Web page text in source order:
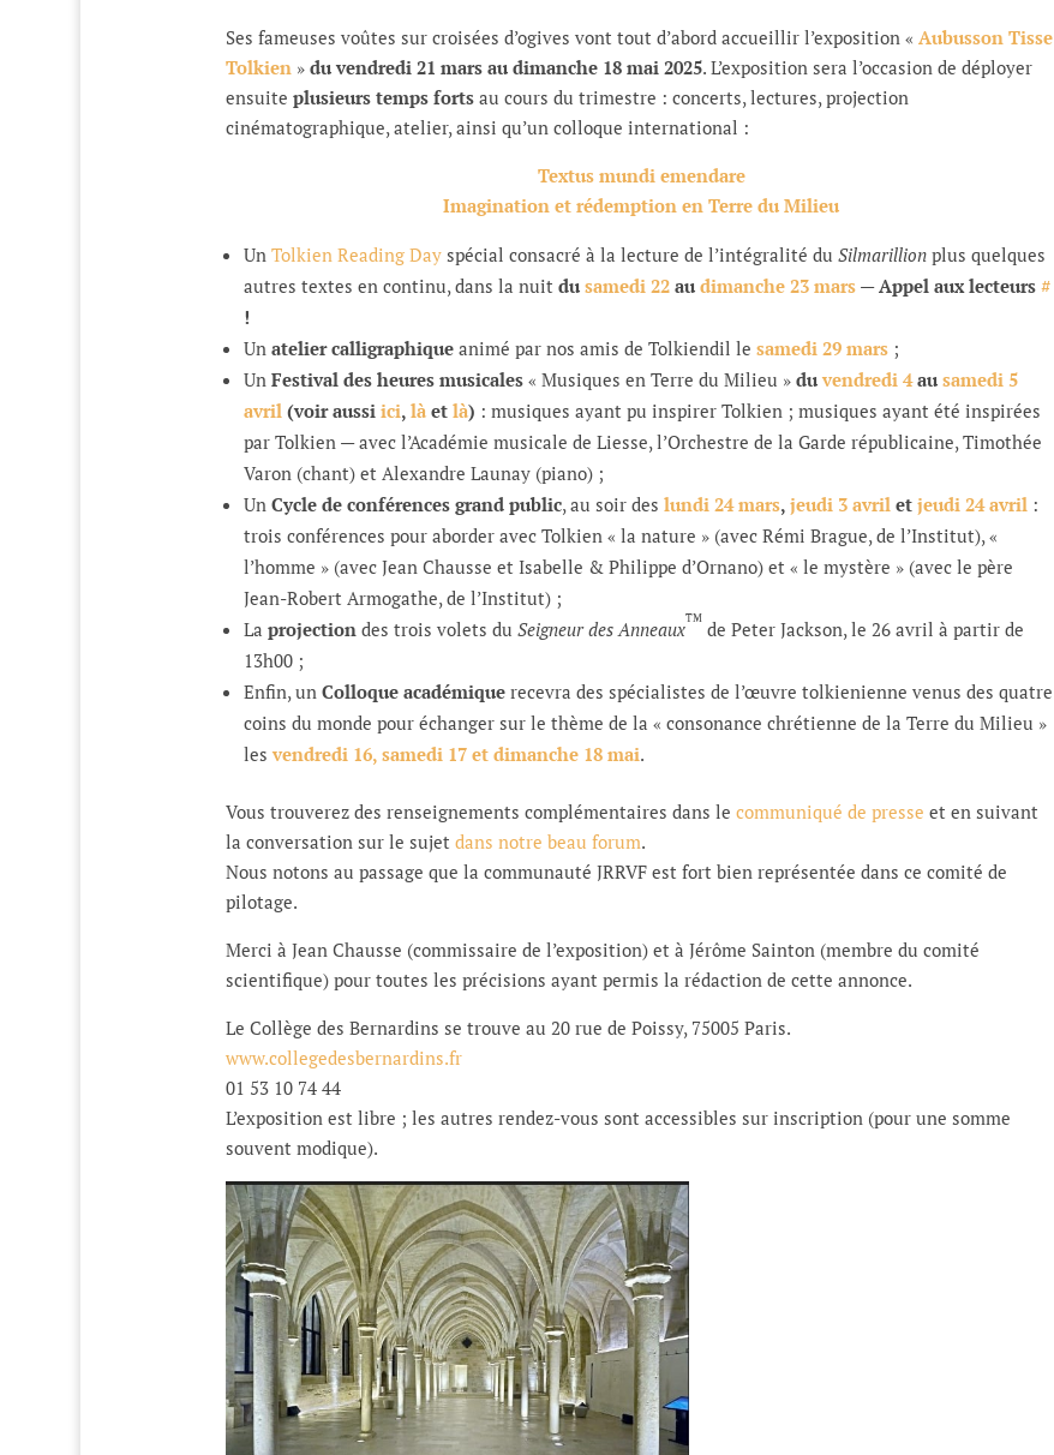
Ses fameuses voûtes sur croisées d’ogives vont tout d’abord accueillir l’exposition «Aubusson Tisse
Tolkien »du vendredi 21 mars au dimanche 18 mai 2025. L’exposition sera l’occasion de déployer
ensuiteplusieurs temps forts au cours du trimestre : concerts, lectures, projection
cinématographique, atelier, ainsi qu’un colloque international :
Textus mundi emendare
Imagination et rédemption en Terre du Milieu
UnTolkien Reading Day spécial consacré à la lecture de l’intégralité duSilmarillion plus quelques
autres textes en continu, dans la nuit dusamedi 22 audimanche 23 mars —Appel aux lecteurs#
!
Unatelier calligraphique animé par nos amis de Tolkiendil lesamedi 29 mars ;
UnFestival des heures musicales « Musiques en Terre du Milieu »duvendredi 4ausamedi 5
avril (voir aussiici,là etlà) : musiques ayant pu inspirer Tolkien ; musiques ayant été inspirées
par Tolkien — avec l’Académie musicale de Liesse, l’Orchestre de la Garde républicaine, Timothée
Varon (chant) et Alexandre Launay (piano) ;
UnCycle de conférences grand public, au soir deslundi 24 mars,jeudi 3 avril etjeudi 24 avril :
trois conférences pour aborder avec Tolkien « la nature » (avec Rémi Brague, de l’Institut), «
l’homme » (avec Jean Chausse et Isabelle & Philippe d’Ornano) et « le mystère » (avec le père
Jean-Robert Armogathe, de l’Institut) ;
Laprojectiondes trois volets duSeigneur des AnneauxTM de Peter Jackson, le 26 avril à partir de
13h00 ;
Enfin, unColloque académique recevra des spécialistes de l’œuvre tolkienienne venus des quatre
coins du monde pour échanger sur le thème de la « consonance chrétienne de la Terre du Milieu »
lesvendredi 16, samedi 17 et dimanche 18 mai.
Vous trouverez des renseignements complémentaires dans lecommuniqué de presse et en suivant
la conversation sur le sujetdans notre beau forum.
Nous notons au passage que la communauté JRRVF est fort bien représentée dans ce comité de
pilotage.
Merci à Jean Chausse (commissaire de l’exposition) et à Jérôme Sainton (membre du comité
scientifique) pour toutes les précisions ayant permis la rédaction de cette annonce.
Le Collège des Bernardins se trouve au 20 rue de Poissy, 75005 Paris.
www.collegedesbernardins.fr
01 53 10 74 44
L’exposition est libre ; les autres rendez-vous sont accessibles sur inscription (pour une somme
souvent modique).